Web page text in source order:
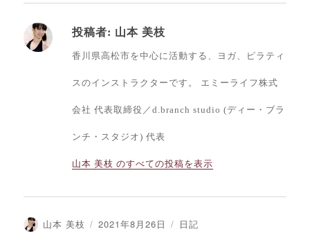
投稿者: 山本 美枝
香川県高松市を中心に活動する、ヨガ、ピラティ
スのインストラクターです。 エミーライフ株式
会社 代表取締役／d.branch studio (ディー・ブラ
ンチ・スタジオ) 代表
山本 美枝 のすべての投稿を表示
投
山本 美枝
投
2021年8月26日
カ
日記